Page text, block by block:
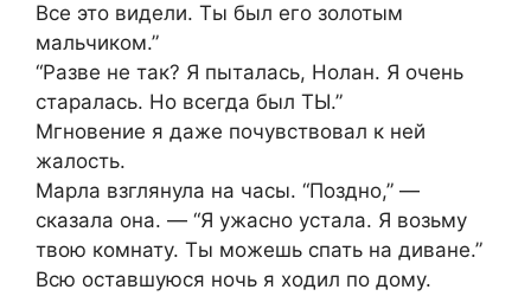
Все это видели. Ты был его золотым
мальчиком.”
“Разве не так? Я пыталась, Нолан. Я очень
старалась. Но всегда был ТЫ.”
Мгновение я даже почувствовал к ней
жалость.
Марла взглянула на часы. “Поздно,” —
сказала она. — “Я ужасно устала. Я возьму
твою комнату. Ты можешь спать на диване.”
Всю оставшуюся ночь я ходил по дому.